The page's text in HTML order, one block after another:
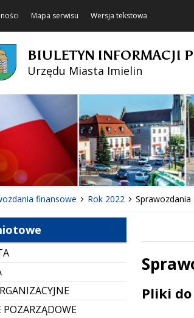
Mapa serwisu Wersja tekstowa
BIULETYN INFORMACJI
Urzędu Miasta Imielin
finansowe Rok 2022 Sprawozdania
POZARZĄDOWE
Treść
Pliki